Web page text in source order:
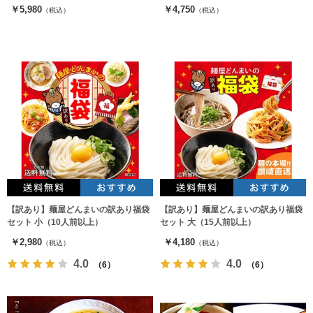
￥5,980 （税込） ￥4,750 （税込）
【訳あり】麺屋どんまいの訳あり福袋
セット 小（10人前以上）
￥2,980 （税込）
4.0 （6）
【訳あり】麺屋どんまいの訳あり福袋
セット 大（15人前以上）
￥4,180 （税込）
4.0 （6）